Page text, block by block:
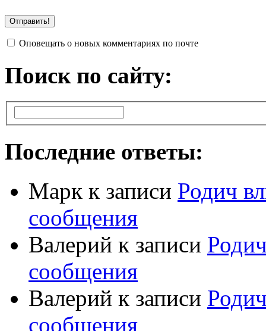
Оповещать о новых комментариях по почте
Поиск по сайту:
Последние ответы:
Марк к записи Родич
сообщения
Валерий к записи
сообщения
Валерий к записи
сообщения